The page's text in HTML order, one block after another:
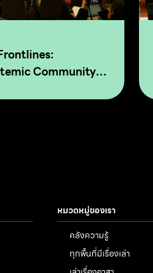
Community-
หมวดหมู่ของเรา
คลังความรู้
ทุกพื้นที่มีเรื่องเล่า